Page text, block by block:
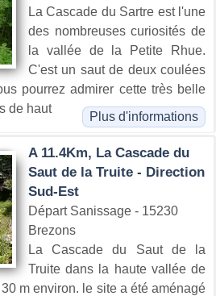
La Cascade du Sartre est l'une
des nombreuses curiosités de
la vallée de la Petite Rhue.
C'est un saut de deux coulées
pourrez admirer cette très belle
de haut
Plus d'informations
A 11.4Km, La Cascade du
Saut de la Truite - Direction
Sud-Est
Départ Sanissage - 15230
Brezons
La Cascade du Saut de la
Truite dans la haute vallée de
m environ. le site a été aménagé